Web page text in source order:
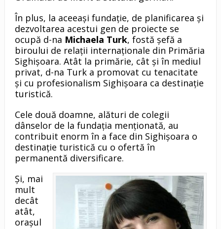
În plus, la aceeaşi fundaţie, de planificarea şi
dezvoltarea acestui gen de proiecte se
ocupă d-na Michaela Turk, fostă şefă a
biroului de relaţii internaţionale din Primăria
Sighişoara. Atât la primărie, cât şi în mediul
privat, d-na Turk a promovat cu tenacitate
şi cu profesionalism Sighişoara ca destinaţie
turistică.
Cele două doamne, alături de colegii
dânselor de la fundaţia menţionată, au
contribuit enorm în a face din Sighişoara o
destinaţie turistică cu o ofertă în
permanentă diversificare.
Şi, mai
mult
decât
atât,
oraşul